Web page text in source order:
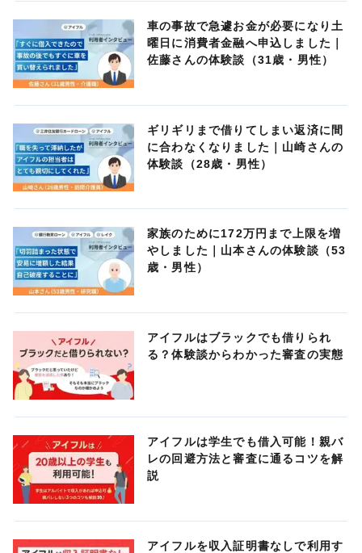
車の事故で急遽お金が必要になり土
曜日に消費者金融へ申込しました｜
佐藤さんの体験談（31歳・男性）
ギリギリまで借りてしまい返済に間
に合わなくなりました｜山崎さんの
体験談（28歳・男性）
家族のために172万円まで上限を増
やしました｜山本さんの体験談（53
歳・男性）
アイフルはブラックでも借りられ
る？体験談からわかった審査の実態
アイフルは学生でも借入可能！親バ
レの回避方法と審査に通るコツを解
説
アイフルを収入証明書なしで利用す